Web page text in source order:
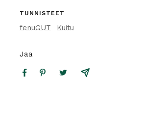
TUNNISTEET
fenuGUT Kuitu
Jaa